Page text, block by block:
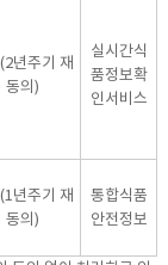
년주기 재
동의)
실시간식
품정보확
인서비스
년주기 재
동의)
통합식품
안전정보